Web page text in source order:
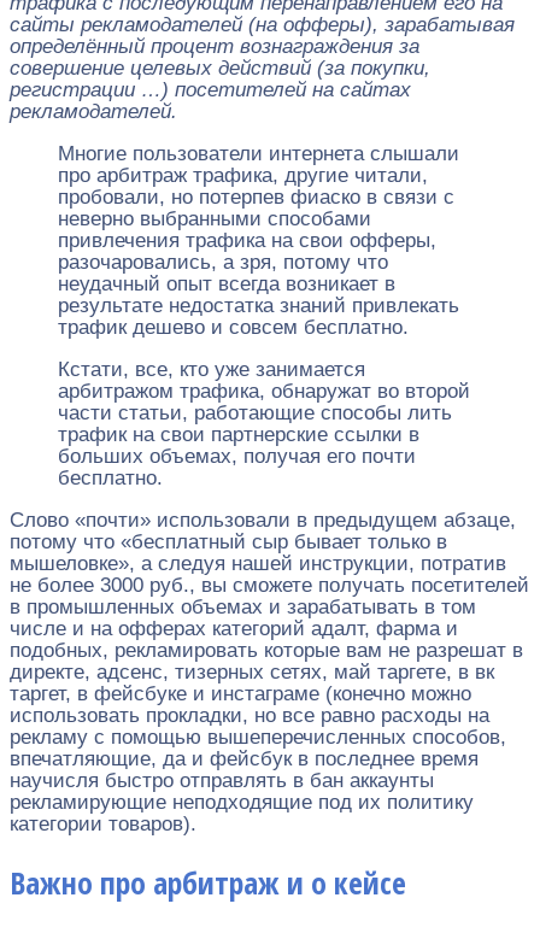
сайты рекламодателей (на офферы), зарабатывая
определённый процент вознаграждения за
совершение целевых действий (за покупки,
регистрации …) посетителей на сайтах
рекламодателей.
Многие пользователи интернета слышали
про арбитраж трафика, другие читали,
пробовали, но потерпев фиаско в связи с
неверно выбранными способами
привлечения трафика на свои офферы,
разочаровались, а зря, потому что
неудачный опыт всегда возникает в
результате недостатка знаний привлекать
трафик дешево и совсем бесплатно.
Кстати, все, кто уже занимается
арбитражом трафика, обнаружат во второй
части статьи, работающие способы лить
трафик на свои партнерские ссылки в
больших объемах, получая его почти
бесплатно.
Слово «почти» использовали в предыдущем абзаце,
потому что «бесплатный сыр бывает только в
мышеловке», а следуя нашей инструкции, потратив
не более 3000 руб., вы сможете получать посетителей
в промышленных объемах и зарабатывать в том
числе и на офферах категорий адалт, фарма и
подобных, рекламировать которые вам не разрешат в
директе, адсенс, тизерных сетях, май таргете, в вк
таргет, в фейсбуке и инстаграме (конечно можно
использовать прокладки, но все равно расходы на
рекламу с помощью вышеперечисленных способов,
впечатляющие, да и фейсбук в последнее время
научисля быстро отправлять в бан аккаунты
рекламирующие неподходящие под их политику
категории товаров).
Важно про арбитраж и о кейсе